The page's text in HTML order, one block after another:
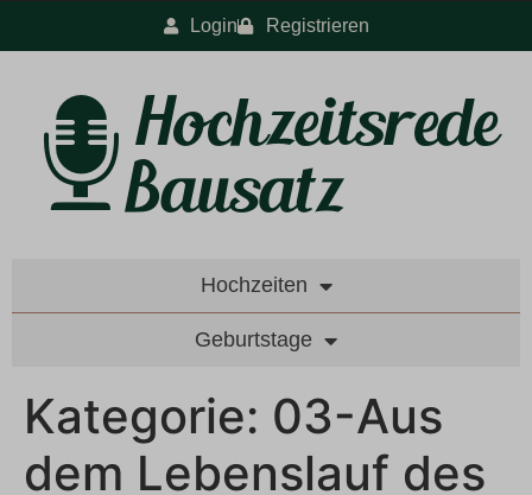
Login Registrieren
Hochzeiten
Geburtstage
Kategorie: 03-Aus
dem Lebenslauf des